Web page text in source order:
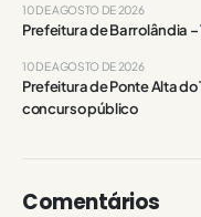
Prefeitura de Barrolândia
10 DE AGOSTO DE 2026
Prefeitura de Ponte Alta
concurso público
10 DE AGOSTO DE 2026
Comentários